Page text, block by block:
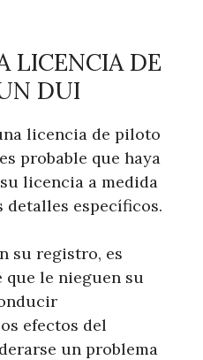
LICENCIA DE
DUI
licencia de piloto
probable que haya
licencia a medida
detalles específicos.
su registro, es
que le nieguen su
efectos del
un problema